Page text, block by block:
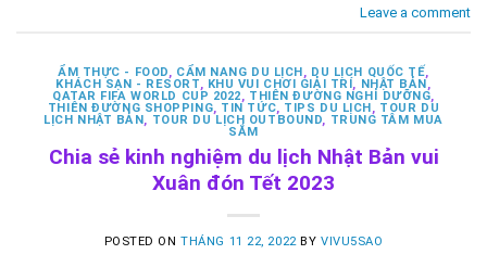
Leave a comment
ẨM THỰC - FOOD, CẨM NANG DU LỊCH , DU LỊCH QUỐC TẾ,
KHÁCH SẠN - RESORT, KHU VUI CHƠI GIẢI TRÍ , NHẬT BẢN ,
QATAR FIFA WORLD CUP 2022, THIÊN ĐƯỜNG NGHỈ DƯỠNG,
THIÊN ĐƯỜNG SHOPPING, TIN TỨC, TIPS DU LỊCH , TOUR DU
LỊCH NHẬT BẢN , TOUR DU LỊCH OUTBOUND, TRUNG TÂM MUA
SẮM
Chia sẻ kinh nghiệm du lịch Nhật Bản vui
Xuân đón Tết 2023
POSTED ONTHÁNG 11 22, 2022BY VIVU5SAO